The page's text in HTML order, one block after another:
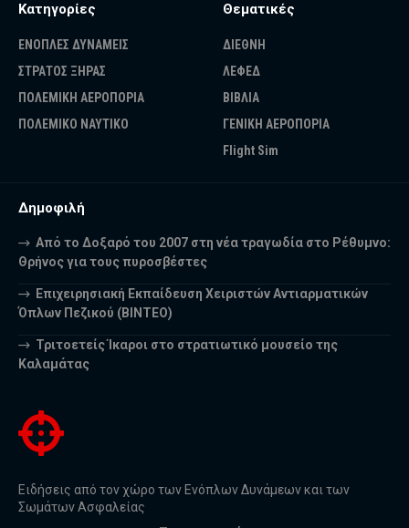
Κατηγορίες
ΕΝΟΠΛΕΣ ΔΥΝΑΜΕΙΣ
ΣΤΡΑΤΟΣ ΞΗΡΑΣ
ΠΟΛΕΜΙΚΗ ΑΕΡΟΠΟΡΙΑ
ΠΟΛΕΜΙΚΟ ΝΑΥΤΙΚΟ
Θεματικές
ΔΙΕΘΝΗ
ΛΕΦΕΔ
ΒΙΒΛΙΑ
ΓΕΝΙΚΗ ΑΕΡΟΠΟΡΙΑ
Flight Sim
Δημοφιλή
Από το Δοξαρό του 2007 στη νέα τραγωδία στο Ρέθυμνο:
Θρήνος για τους πυροσβέστες
Επιχειρησιακή Εκπαίδευση Χειριστών Αντιαρματικών
Όπλων Πεζικού (ΒΙΝΤΕΟ)
Τριτοετείς Ίκαροι στο στρατιωτικό μουσείο της
Καλαμάτας
Ειδήσεις από τον χώρο των Ενόπλων Δυνάμεων και των
Σωμάτων Ασφαλείας